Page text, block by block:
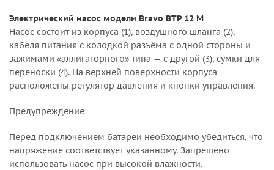
Электрический насос модели Bravo BТP 12 М
Насос состоит из корпуса (1), воздушного шланга (2),
кабеля питания с колодкой разъёма с одной стороны и
зажимами «аллигаторного» типа — с другой (3), сумки для
переноски (4). На верхней поверхности корпуса
расположены регулятор давления и кнопки управления.
Предупреждение
Перед подключением батареи необходимо убедиться, что
напряжение соответствует указанному. Запрещено
использовать насос при высокой влажности.